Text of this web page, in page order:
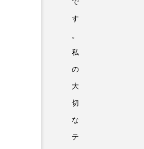
す
。
私
の
大
切
な
テ